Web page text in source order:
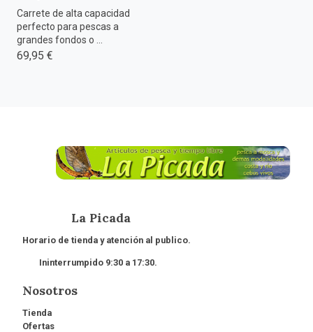
Carrete de alta capacidad
perfecto para pescas a
grandes fondos o ...
69,95 €
La Picada
Horario de tienda y atención al publico.
Ininterrumpido 9:30 a 17:30.
Nosotros
Tienda
Ofertas